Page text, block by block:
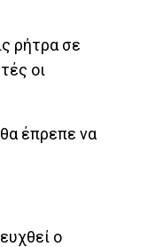
ρήτρα σε
οι
έπρεπε να
ο